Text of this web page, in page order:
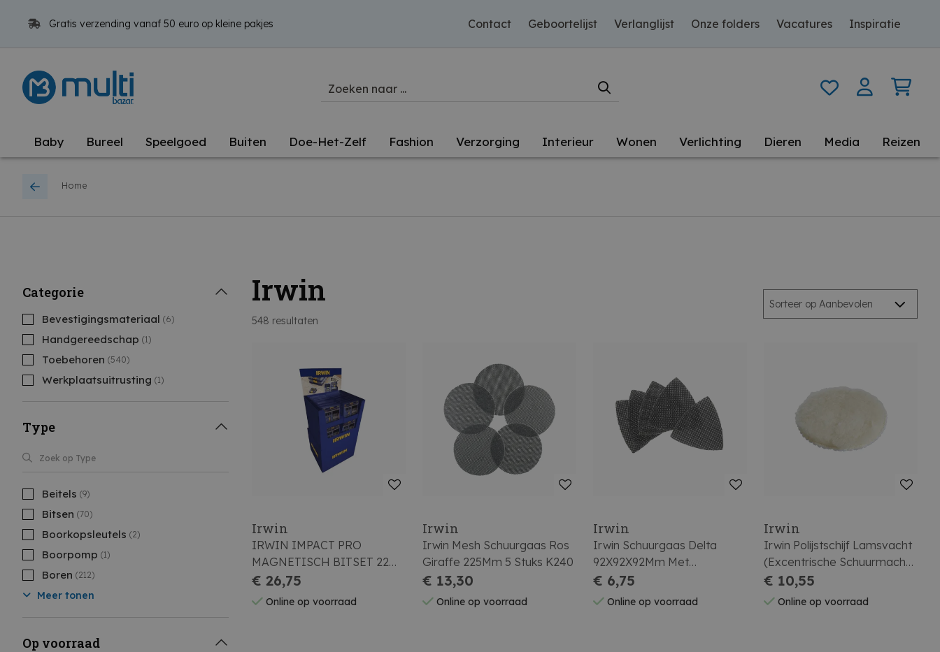
Gratis verzending vanaf 50 euro op kleine pakjes Contact Geboortelijst Verlanglijst Onze folders Vacatures Inspiratie
Baby Bureel Speelgoed Buiten Doe-Het-Zelf Fashion Verzorging Interieur Wonen Verlichting Dieren Media Reizen
Home
Categorie
Bevestigingsmateriaal (6)
Handgereedschap (1)
Toebehoren (540)
Werkplaatsuitrusting (1)
Type
Beitels (9)
Bitsen (70)
Boorkopsleutels (2)
Boorpomp (1)
Boren (212)
Meer tonen
Op voorraad
Irwin
548 resultaten
Irwin
IRWIN IMPACT PRO
MAGNETISCH BITSET 22
DELIG
€ 26,75
Online op voorraad
Irwin
Irwin Mesh Schuurgaas Ros
Giraffe 225Mm 5 Stuks K240
€ 13,30
Online op voorraad
Irwin
Irwin Schuurgaas Delta
92X92X92Mm Met
Klittenband, K120
€ 6,75
Online op voorraad
Irwin
Irwin Polijstschijf Lamsvacht
(Excentrische Schuurmach)
Voor Poetsen, Polijsten,
Diameter 125
€ 10,55
Online op voorraad